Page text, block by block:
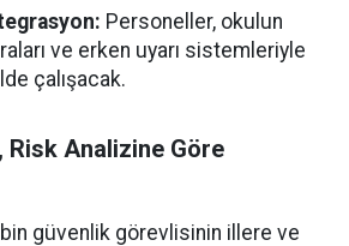
Personeller, okulun
ve erken uyarı sistemleriyle
çalışacak.
Risk Analizine Göre
bin güvenlik görevlisinin illere ve